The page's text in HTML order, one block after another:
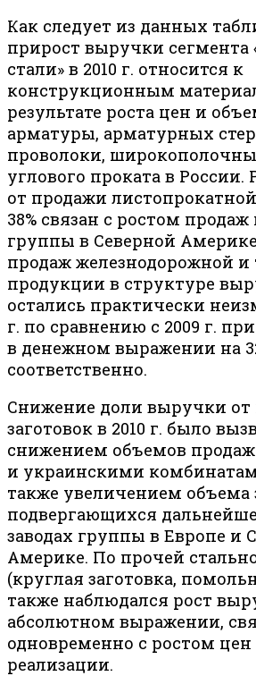
Как следует из данных
прирост выручки сегмента
стали» в 2010 г. относится к
конструкционным
результате роста цен и
арматуры, арматурных
проволоки,
углового проката в
от продажи
38% связан с ростом
группы в Северной
продаж железнодорожной и
продукции в структуре
остались практически
г. по сравнению с 2009 г.
в денежном выражении на
соответственно.
Снижение доли выручки от
заготовок в 2010 г. было
снижением объемов
и украинскими
также увеличением объема
подвергающихся
заводах группы в Европе и
Америке. По прочей
(круглая заготовка,
также наблюдался рост
абсолютном выражении,
одновременно с ростом
реализации.